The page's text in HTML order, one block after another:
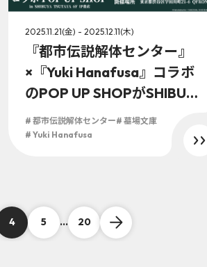
2025.11.21(金) - 2025.12.11(木)
『都市伝説解体センター』
×『Yuki Hanafusa』コラボ
のPOP UP SHOPがSHIBUY
A TSUTAYA 6階 IP書店で20
25年11月21日(金)より開催決
# 都市伝説解体センター# 墓場文庫
# Yuki Hanafusa
4 5 ... 20